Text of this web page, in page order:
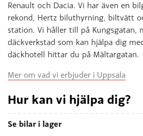
Renault och Dacia. Vi har även en
rekond, Hertz biluthyrning, biltvätt
station. Vi håller till på Kungsgatan,
däckverkstad som kan hjälpa dig
däckhotell hittar du på Mältargatan.
Mer om vad vi erbjuder i Uppsala
Hur kan vi hjälpa dig?
Se bilar i lager